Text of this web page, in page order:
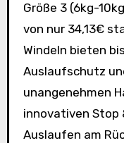
Größe 3 (6kg-
von nur 34,13€
Windeln bieten
Auslaufschutz
unangenehmen
innovativen Stop
Auslaufen am